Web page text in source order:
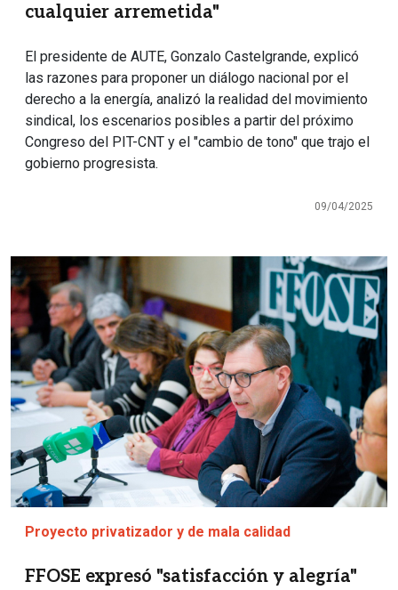
cualquier arremetida"
El presidente de AUTE, Gonzalo Castelgrande, explicó
las razones para proponer un diálogo nacional por el
derecho a la energía, analizó la realidad del movimiento
sindical, los escenarios posibles a partir del próximo
Congreso del PIT-CNT y el "cambio de tono" que trajo el
gobierno progresista.
09/04/2025
Imagen
Proyecto privatizador y de mala calidad
FFOSE expresó "satisfacción y alegría"